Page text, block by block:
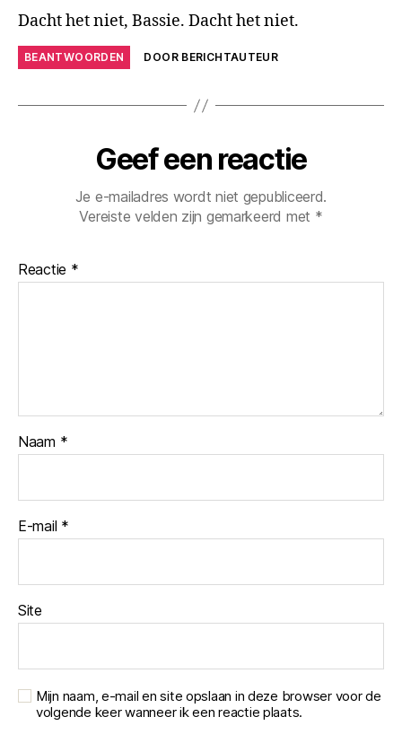
Dacht het niet, Bassie. Dacht het niet.
BEANTWOORDEN DOOR BERICHTAUTEUR
Geef een reactie
Je e-mailadres wordt niet gepubliceerd.
Vereiste velden zijn gemarkeerd met *
Reactie *
Naam *
E-mail *
Site
Mijn naam, e-mail en site opslaan in deze browser voor de
volgende keer wanneer ik een reactie plaats.